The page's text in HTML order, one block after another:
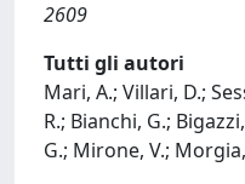
2609
Tutti gli autori
Mari, A.; Villari, D.;
R.; Bianchi, G.;
G.; Mirone, V.;